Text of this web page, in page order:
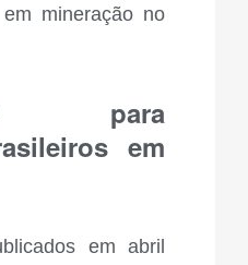
mineração no
para
em
em abril